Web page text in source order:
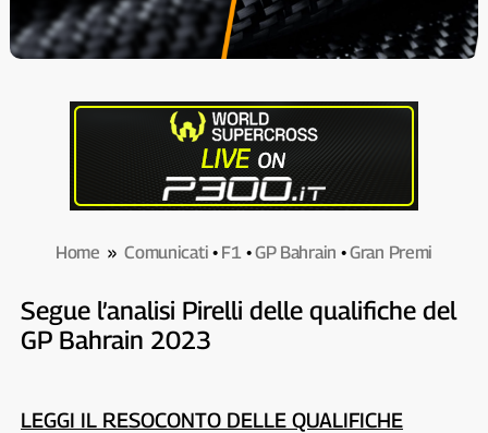
Home »Comunicati • F1•GP Bahrain •Gran Premi
Segue l’analisi Pirelli delle qualifiche del
GP Bahrain 2023
LEGGI IL RESOCONTO DELLE QUALIFICHE